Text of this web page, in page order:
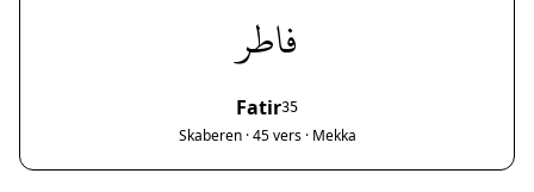
فاطر
Fatir35
Skaberen · 45 vers · Mekka